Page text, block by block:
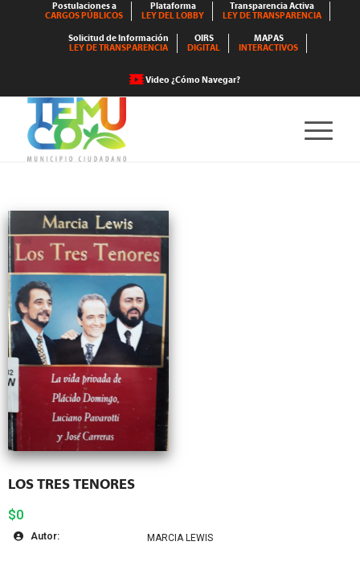
Postulaciones a
CARGOS PÚBLICOS
Plataforma
LEY DEL LOBBY
Transparencia Activa
LEY DE TRANSPARENCIA
Solicitud de Información
LEY DE TRANSPARENCIA
OIRS
DIGITAL
MAPAS
INTERACTIVOS
Video ¿Cómo Navegar?
LOS TRES TENORES
$0
Autor: MARCIA LEWIS